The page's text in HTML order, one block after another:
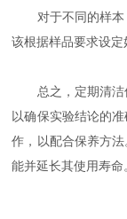
对于不同的样本
该根据样品要求设定
总之，定期清洁
以确保实验结论的
作，以配合保养方
能并延长其使用寿命